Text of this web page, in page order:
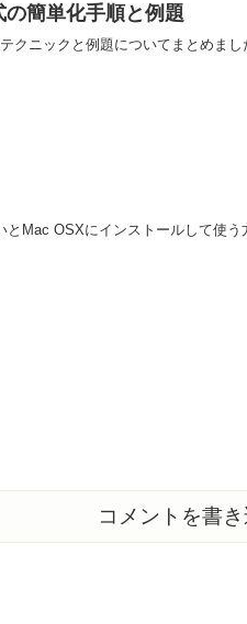
の簡単化手順と例題
クニックと例題についてまとめまし
とMac OSXにインストールして使う
コメントを書